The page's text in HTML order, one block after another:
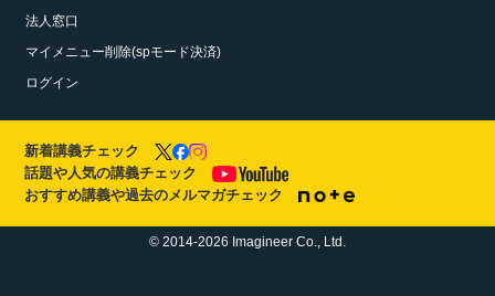
法人窓口
マイメニュー削除(spモード決済)
ログイン
新着講義チェック
話題や人気の講義チェック
おすすめ講義や過去のメルマガチェック
© 2014-2026 Imagineer Co., Ltd.